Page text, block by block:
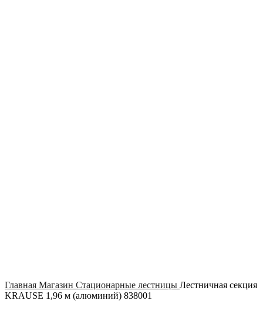
Главная Магазин Стационарные лестницы Лестничная секция
KRAUSE 1,96 м (алюминий) 838001